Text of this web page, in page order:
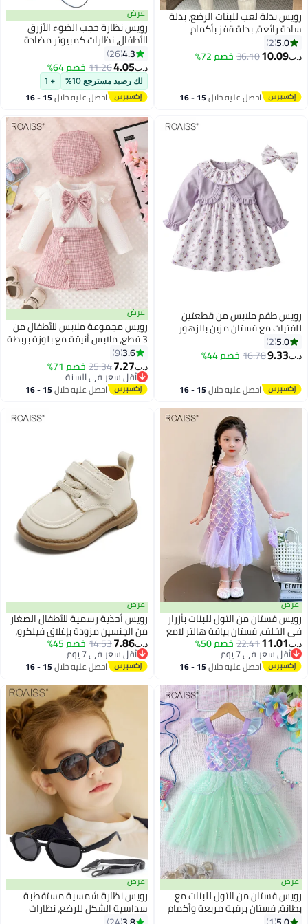
8
رويس بدلة لعب للبنات الرضع، بدلة
سادة رائعة، بدلة قفز بأكمام
قصيرة، فستان رومبير أنيق، فستان
تنورة تنورة لحديثي الولادة، سهل
الارتداء وتغيير الحفاضات
5.0
2
د.ب‏10.09
36.10خصم 72%
احصل عليه خلال 15 - 16
عرض
رويس نظارة حجب الضوء الأزرق
للأطفال، نظارات كمبيوتر مضادة
لإجهاد العين، نظارات ألعاب بحماية
بإطار معدني خفيف الوزن للأولاد
عامًا، فضي
4.3
26
د.ب‏4.05
11.26خصم 64%
لك رصيد مسترجع 10% + 1
احصل عليه خلال 15 - 16
رويس طقم ملابس من قطعتين
للفتيات مع فستان مزين بالزهور
وعصابة شعر على شكل فيونكة،
فستان فريد من قطعتين، فستان
طويل الأكمام بقصّة A للفتيات،
مناسبة
5.0
2
د.ب‏9.33
16.78خصم 44%
احصل عليه خلال 15 - 16
2
عرض
رويس مجموعة ملابس للأطفال من
3 قطع، ملابس أنيقة مع بلوزة بربطة
عنق، تنورة بنطلون منقوشة وقبعة
بيريه، بلوزة بأكمام طويلة وتنورة
مقسمة مع قبعة، مناسبة لحفلات
الزفاف والعروض والأنشطة الخارجية
3.6
9
د.ب‏7.27
25.34خصم 71%
أقل سعر في السنة
أقل سعر في السنة
احصل عليه خلال 15 - 16
عرض
رويس فستان من التول للبنات بأزرار
في الخلف، فستان بياقة هالتر لامع
مزين بزخارف على شكل صدف،
فستان بنمط حورية البحر مزين
بالترتر، فستان أميرة أنيق وعصري
للبنات، مناسب للارتداء اليومي
وحفلات أعياد الميلاد وحفلات الزفاف
أو أي مناسبة
د.ب‏11.01
22.41خصم 50%
أقل سعر في 7 يوم
أقل سعر في 7 يوماحصل عليه خلال 15 - 16
عرض
رويس أحذية رسمية للأطفال الصغار
من الجنسين مزودة بإغلاق فيلكرو،
أحذية بنعل ناعم ومضاد للانزلاق،
أحذية جلدية كلاسيكية أنيقة
للأطفال، مناسبة للارتداء اليومي
والرسمي
د.ب‏7.86
14.53خصم 45%
أقل سعر في 7 يوم
أقل سعر في 7 يوماحصل عليه خلال 15 - 16
عرض
رويس فستان من التول للبنات مع
بطانة، فستان برقبة مربعة وأكمام
عرض
رويس نظارة شمسية مستقطبة
سداسية الشكل للرضع، نظارات